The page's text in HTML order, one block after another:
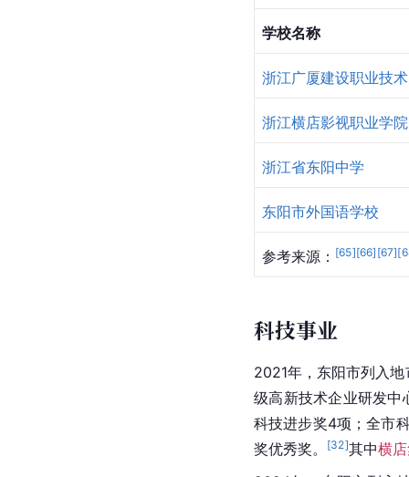
学校名称
浙江广厦建设职业技
浙江横店影视职业学院
浙江省东阳中学
东阳市外国语学校
参考来源： [65][66] [67][
科技事业
2021年，东阳市列入
级高新技术企业研发中
科技进步奖4项；全市
奖优秀奖。
[32]其中横